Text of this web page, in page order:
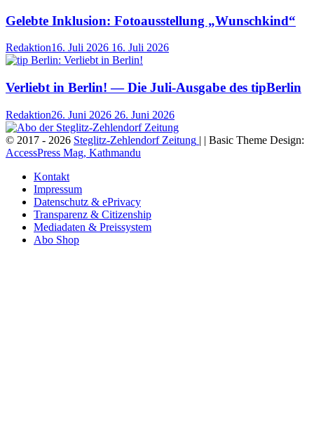
Gelebte Inklusion: Fotoausstellung „Wunschkind“
Redaktion16. Juli 2026 16. Juli 2026
Verliebt in Berlin! — Die Juli-Ausgabe des tipBerlin
Redaktion26. Juni 2026 26. Juni 2026
© 2017 - 2026 Steglitz-Zehlendorf Zeitung | | Basic Theme Design:
AccessPress Mag, Kathmandu
Kontakt
Impressum
Datenschutz & ePrivacy
Transparenz & Citizenship
Mediadaten & Preissystem
Abo Shop